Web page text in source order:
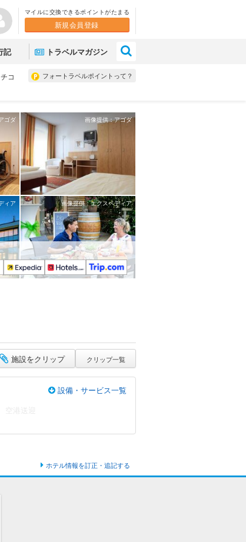
マイルに交換できるポイントがたまる
新規会員登録
記 トラベルマガジン
フォートラベルポイントって？
コ
ゴダ 画像提供：アゴダ
ィア 画像提供：エクスペディア
施設をクリップ クリップ一覧
設備・サービス一覧
ホテル情報を訂正・追記する